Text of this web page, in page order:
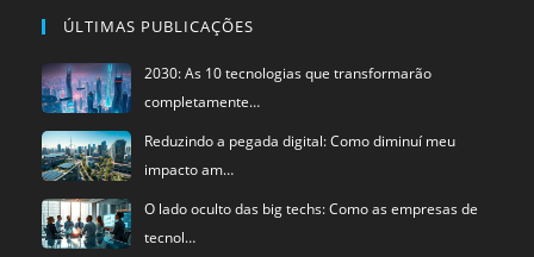
ÚLTIMAS PUBLICAÇÕES
2030: As 10 tecnologias que transformarão
completamente…
Reduzindo a pegada digital: Como diminuí meu
impacto am…
O lado oculto das big techs: Como as empresas de
tecnol…